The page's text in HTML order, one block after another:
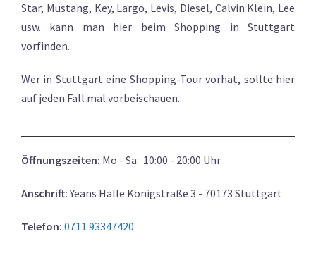
Star, Mustang, Key, Largo, Levis, Diesel, Calvin Klein, Lee
usw. kann man hier beim Shopping in Stuttgart
vorfinden.
Wer in Stuttgart eine Shopping-Tour vorhat, sollte hier
auf jeden Fall mal vorbeischauen.
Öffnungszeiten: Mo - Sa: 10:00 - 20:00 Uhr
Anschrift:Yeans Halle Königstraße 3 - 70173 Stuttgart
Telefon: 0711 93347420